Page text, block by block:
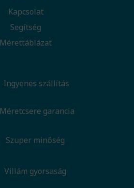
Kapcsolat
Segítség
Mérettáblázat
Ingyenes szállítás
Méretcsere garancia
Szuper minőség
Villám gyorsaság